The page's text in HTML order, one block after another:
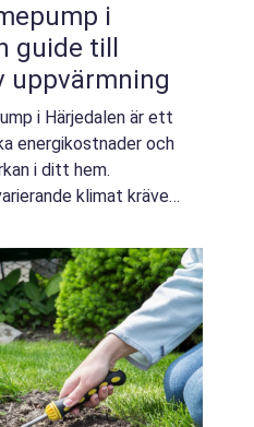
i
guide till
uppvärmning
i Härjedalen är ett
energikostnader och
i ditt hem.
klimat kräver